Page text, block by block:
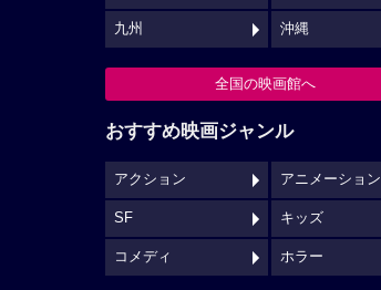
九州 沖縄
全国の映画館へ
おすすめ映画ジャンル
アクション アニメーション
SF キッズ
コメディ ホラー